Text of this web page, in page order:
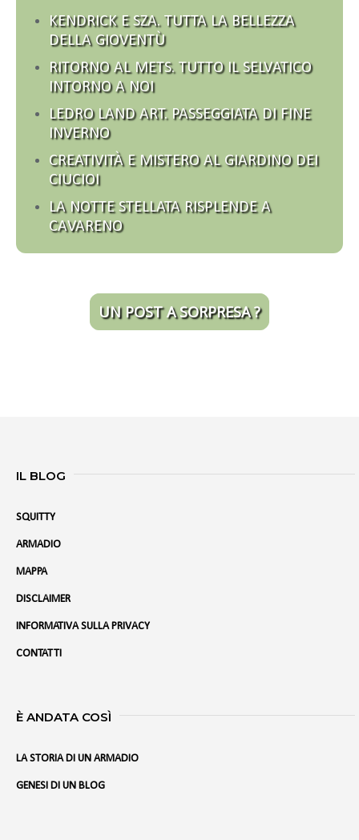
KENDRICK E SZA. TUTTA LA BELLEZZA
DELLA GIOVENTÙ
RITORNO AL METS. TUTTO IL SELVATICO
INTORNO A NOI
LEDRO LAND ART. PASSEGGIATA DI FINE
INVERNO
CREATIVITÀ E MISTERO AL GIARDINO DEI
CIUCIOI
LA NOTTE STELLATA RISPLENDE A
CAVARENO
UN POST A SORPRESA ?
IL BLOG
SQUITTY
ARMADIO
MAPPA
DISCLAIMER
INFORMATIVA SULLA PRIVACY
CONTATTI
È ANDATA COSÌ
LA STORIA DI UN ARMADIO
GENESI DI UN BLOG